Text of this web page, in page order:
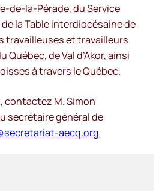
de-la-Pérade, du Service
la Table interdiocésaine de
travailleuses et travailleurs
de Val d’Akor, ainsi
à travers le Québec.
M. Simon
secrétaire général de
aecq.org